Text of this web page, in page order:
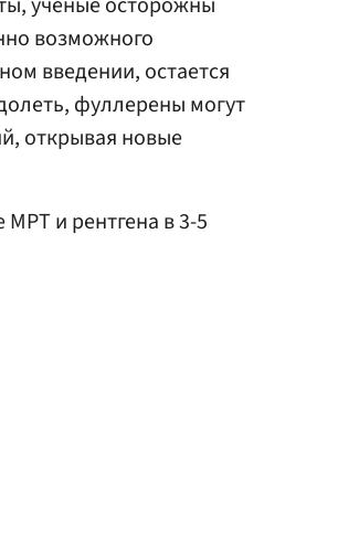
возможного
введении, остается
фуллерены могут
открывая новые
МРТ и рентгена в 3-5